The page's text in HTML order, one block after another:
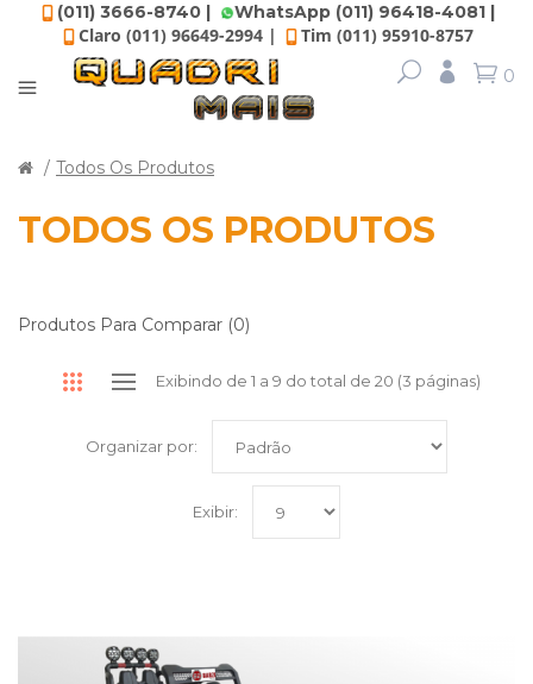
(011) 3666-8740 | WhatsApp (011) 96418-4081 |
Claro (011) 96649-2994 | Tim (011) 95910-8757
0
Todos Os Produtos
TODOS OS PRODUTOS
Produtos Para Comparar (0)
Exibindo de 1 a 9 do total de 20 (3 páginas)
Organizar por:
Exibir: